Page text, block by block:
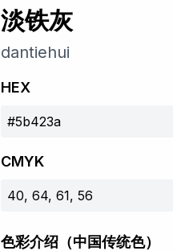
淡铁灰
dantiehui
HEX
#5b423a
CMYK
40, 64, 61, 56
色彩介绍 （中国传统色）